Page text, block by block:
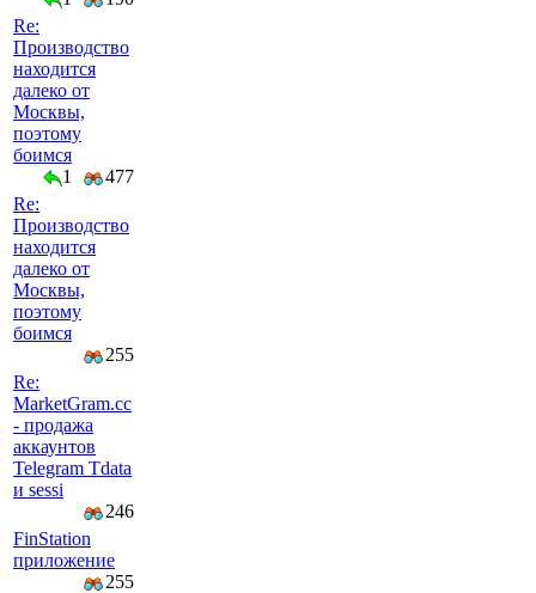
Re:
Производство
находится
далеко от
Москвы,
поэтому
боимся
1
477
Re:
Производство
находится
далеко от
Москвы,
поэтому
боимся
255
Re:
MarketGram.cc
- продажа
аккаунтов
Telegram Tdata
и sessi
246
FinStation
приложение
255